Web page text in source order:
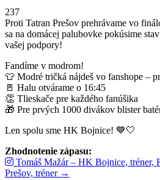
237
Proti Tatran Prešov prehrávame vo
sa na domácej palubovke pokúsime
vašej podpory!
Fandíme v modrom!
👕 Modré tričká nájdeš vo fanshope –
🚪 Halu otvárame o 16:45
👏 Tlieskače pre každého fanúšika
🎁 Pre prvých 1000 divákov blister
Len spolu sme HK Bojnice! 💙🤍
Zhodnotenie zápasu:
Tomáš Mažár – HK Bojnice, tréner,
Prešov, tréner →